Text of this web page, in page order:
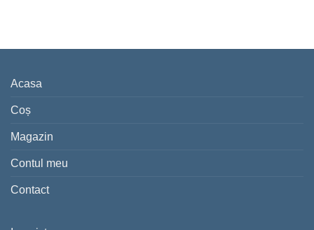
Acasa
Coș
Magazin
Contul meu
Contact